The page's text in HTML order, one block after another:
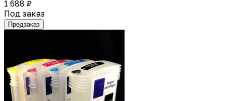
1 688 ₽
Под заказ
Предзаказ